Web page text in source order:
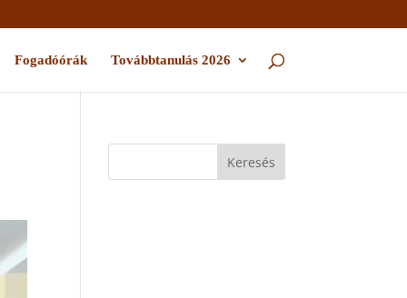
Fogadóórák Továbbtanulás 2026